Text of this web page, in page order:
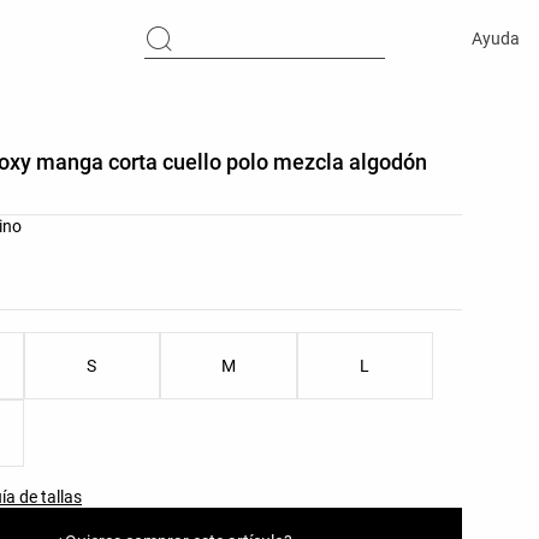
Ayuda
del producto
manga corta cuello polo mezcla algodón
del producto
S M L
de tallas